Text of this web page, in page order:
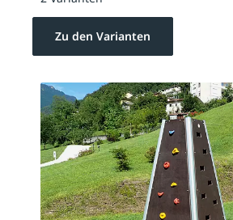
Zu den Varianten